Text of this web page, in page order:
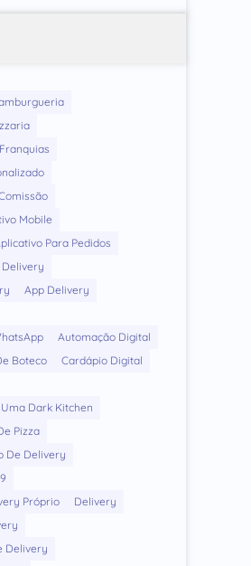
Mobile
Para Pedidos
App Delivery
Automação Digital
Boteco
Cardápio Digital
Dark Kitchen
Pizza
De Delivery
Próprio
Delivery
Delivery